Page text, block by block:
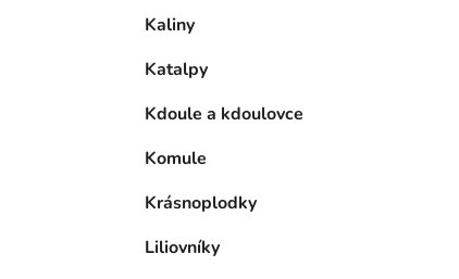
Kaliny
Katalpy
Kdoule a kdoulovce
Komule
Krásnoplodky
Liliovníky